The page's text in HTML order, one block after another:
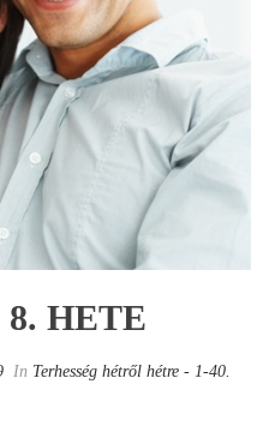
8. HETE
In Terhesség hétről hétre - 1-40.